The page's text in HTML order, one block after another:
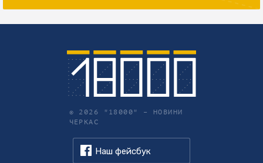
© 2026 "18000" – НОВИНИ
ЧЕРКАС
Наш фейсбук